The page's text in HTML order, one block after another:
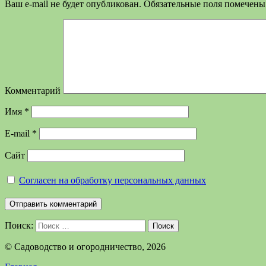
Ваш e-mail не будет опубликован. Обязательные поля
Комментарий
Имя *
E-mail *
Сайт
Согласен на обработку персональных данных
Поиск: Поиск
©️ Садоводство и огородничество, 2026